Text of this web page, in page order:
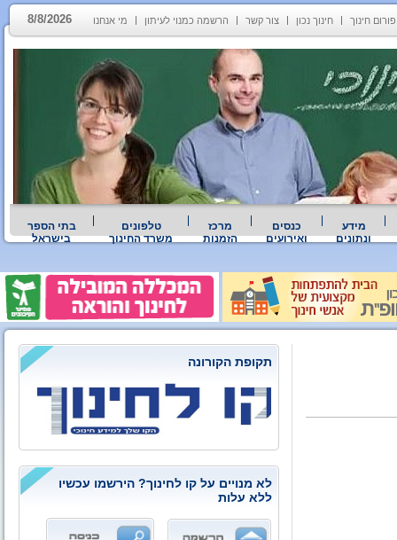
פורום חינוך חינוך נכון צור קשר הרשמה כמנוי לעיתון מי אנחנו 8/8/2026
מידע
ונתונים
כנסים
ואירועים
מרכז
הזמנות
טלפונים
משרד החינוך
בתי הספר
בישראל
תקופת הקורונה
לא מנויים על קו לחינוך? הירשמו עכשיו
ללא עלות